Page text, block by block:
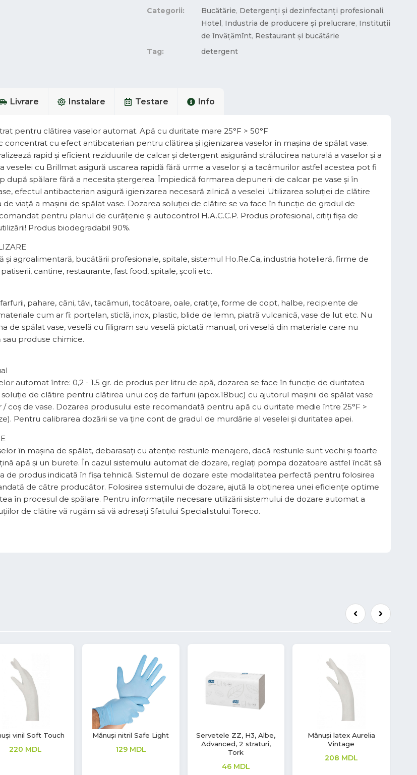
Categorii:
Bucătărie, Detergenți și dezinfectanți profesionali,
Hotel, Industria de producere și prelucrare, Instituții
de învățămînt, Restaurant și bucătărie
Tag:
detergent
Livrare Instalare Testare Info
pentru clătirea vaselor automat. Apă cu duritate mare 25°F > 50°F
cu efect antibcaterian pentru clătirea şi igienizarea vaselor în maşina de spălat vase.
rapid și eficient reziduurile de calcar și detergent asigurând strălucirea naturală a vaselor și a
veselei cu Brillmat asigură uscarea rapidă fără urme a vaselor și a tacâmurilor astfel acestea pot fi
după spălare fără a necesita ştergerea. Împiedică formarea depunerii de calcar pe vase şi în
efectul antibacterian asigură igienizarea necesară zilnică a veselei. Utilizarea soluției de clătire
viață a mașinii de spălat vase. Dozarea soluției de clătire se va face în funcție de gradul de
pentru planul de curăţenie și autocontrol H.A.C.C.P. Produs profesional, citiţi fişa de
Produs biodegradabil 90%.
şi agroalimentară, bucătării profesionale, spitale, sistemul Ho.Re.Ca, industria hotelieră, firme de
cantine, restaurante, fast food, spitale, şcoli etc.
pahare, căni, tăvi, tacâmuri, tocătoare, oale, cratițe, forme de copt, halbe, recipiente de
cum ar fi: porțelan, sticlă, inox, plastic, blide de lemn, piatră vulcanică, vase de lut etc. Nu
de spălat vase, veselă cu filigram sau veselă pictată manual, ori veselă din materiale care nu
sau produse chimice.
automat între: 0,2 - 1.5 gr. de produs per litru de apă, dozarea se face în funcție de duritatea
de clătire pentru clătirea unui coș de farfurii (apox.18buc) cu ajutorul mașinii de spălat vase
/ coș de vase. Dozarea produsului este recomandată pentru apă cu duritate medie între 25°F >
Pentru calibrarea dozării se va ține cont de gradul de murdărie al veselei și duritatea apei.
în mașina de spălat, debarasați cu atenție resturile menajere, dacă resturile sunt vechi și foarte
apă și un burete. În cazul sistemului automat de dozare, reglaţi pompa dozatoare astfel încât să
de produs indicată în fişa tehnică. Sistemul de dozare este modalitatea perfectă pentru folosirea
de către producător. Folosirea sistemului de dozare, ajută la obţinerea unei eficiențe optime
în procesul de spălare. Pentru informațiile necesare utilizării sistemului de dozare automat a
de clătire vă rugăm să vă adresaţi Sfatului Specialistului Toreco.
latex Aurelia
Mănuși nitril Aurelia
Servetele ZZ, Albe,
Universal, H3, 1 strat,
Tork
40 MDL
Mască facială de
protecție de unică